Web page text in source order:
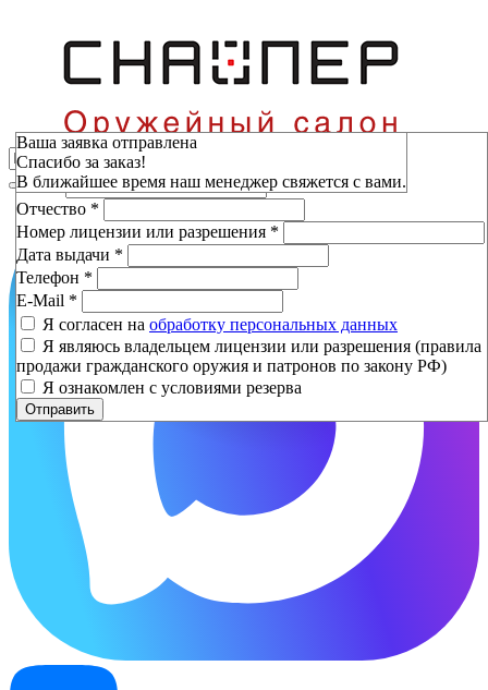
Зарезервировать
Фамилия*
Имя*
Отчество *
Номер лицензии или разрешения *
Дата выдачи *
Телефон *
E-Mail *
Я согласен на обработку персональных данных
Я являюсь владельцем лицензии или разрешения (правила
продажи гражданского оружия и патронов по закону РФ)
Я ознакомлен с условиями резерва
Отправить
Ваша заявка отправлена
Спасибо за заказ!
В ближайшее время наш менеджер свяжется с вами.